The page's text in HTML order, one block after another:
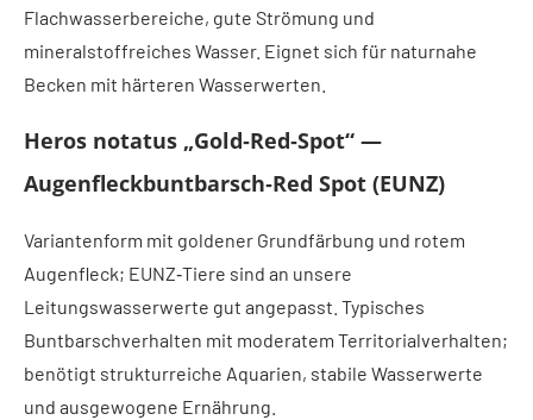
Flachwasserbereiche, gute Strömung und
mineralstoffreiches Wasser. Eignet sich für naturnahe
Becken mit härteren Wasserwerten.
Heros notatus „Gold‑Red‑Spot“ —
Augenfleckbuntbarsch‑Red Spot (EUNZ)
Variantenform mit goldener Grundfärbung und rotem
Augenfleck; EUNZ‑Tiere sind an unsere
Leitungswasserwerte gut angepasst. Typisches
Buntbarschverhalten mit moderatem Territorialverhalten;
benötigt strukturreiche Aquarien, stabile Wasserwerte
und ausgewogene Ernährung.